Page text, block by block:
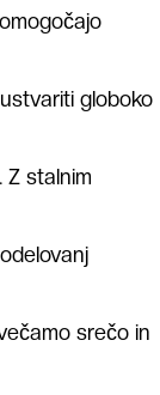
globoko
Z stalnim
srečo in